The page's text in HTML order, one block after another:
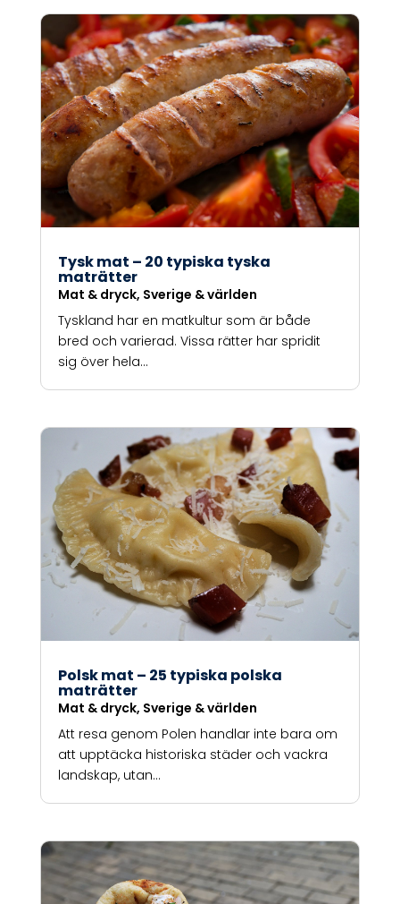
Tysk mat – 20 typiska tyska
maträtter
Mat & dryck, Sverige & världen
Tyskland har en matkultur som är både
bred och varierad. Vissa rätter har spridit
sig över hela...
Polsk mat – 25 typiska polska
maträtter
Mat & dryck, Sverige & världen
Att resa genom Polen handlar inte bara om
att upptäcka historiska städer och vackra
landskap, utan...